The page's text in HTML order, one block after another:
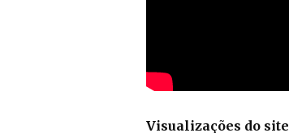
Visualizações do site